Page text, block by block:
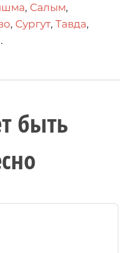
, Салым,
, Сургут, Тавда,
.
быть